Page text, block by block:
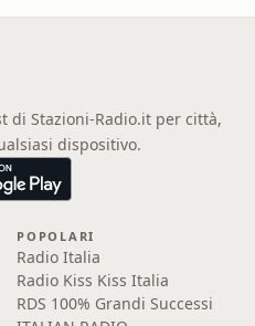
di Stazioni-Radio.it per città,
dispositivo.
POPOLARI
Radio Italia
Radio Kiss Kiss Italia
RDS 100% Grandi Successi